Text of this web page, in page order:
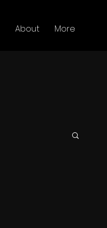
About More